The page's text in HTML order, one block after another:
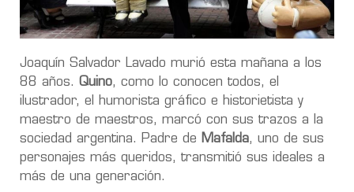
Joaquín Salvador Lavado murió esta mañana a los
88 años. Quino, como lo conocen todos, el
ilustrador, el humorista gráfico e historietista y
maestro de maestros, marcó con sus trazos a la
sociedad argentina. Padre de
Mafalda, uno de sus
personajes más queridos, transmitió sus ideales a
más de una generación.